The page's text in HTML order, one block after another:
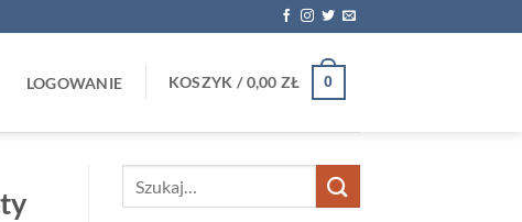
LOGOWANIE KOSZYK /0,00 ZŁ 0